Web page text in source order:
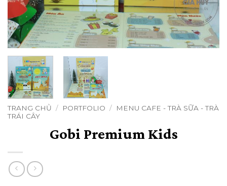
TRANG CHỦ / PORTFOLIO /
MENU CAFE - TRÀ SỮA - TRÀ
TRÁI CÂY
Gobi Premium Kids